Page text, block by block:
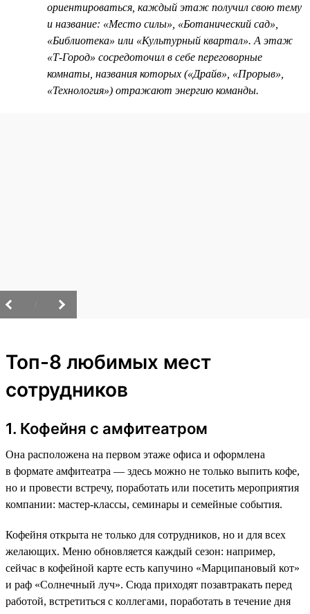
ориентироваться, каждый этаж получил свою тему
и название: «Место силы», «Ботанический сад»,
«Библиотека» или «Культурный квартал». А этаж
«Т-Город» сосредоточил в себе переговорные
комнаты, названия которых («Драйв», «Прорыв»,
«Технология») отражают энергию команды.
Топ-8 любимых мест
сотрудников
1. Кофейня с амфитеатром
Она расположена на первом этаже офиса и оформлена
в формате амфитеатра — здесь можно не только выпить кофе,
но и провести встречу, поработать или посетить мероприятия
компании: мастер-классы, семинары и семейные события.
Кофейня открыта не только для сотрудников, но и для всех
желающих. Меню обновляется каждый сезон: например,
сейчас в кофейной карте есть капучино «Марципановый кот»
и раф «Солнечный луч». Сюда приходят позавтракать перед
работой, встретиться с коллегами, поработать в течение дня